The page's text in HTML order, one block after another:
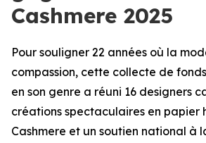
Cashmere 2025
Pour souligner 22 années où la
compassion, cette collecte de
en son genre a réuni 16 designers
créations spectaculaires en papier
Cashmere et un soutien national à